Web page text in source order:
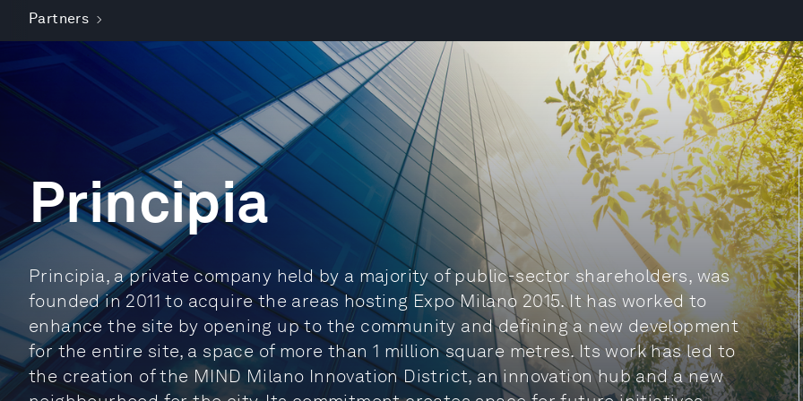
Partners
Principia
Principia, a private company held by a majority of public-sector shareholders, was
founded in 2011 to acquire the areas hosting Expo Milano 2015. It has worked to
enhance the site by opening up to the community and defining a new development
for the entire site, a space of more than 1 million square metres. Its work has led to
the creation of the MIND Milano Innovation District, an innovation hub and a new